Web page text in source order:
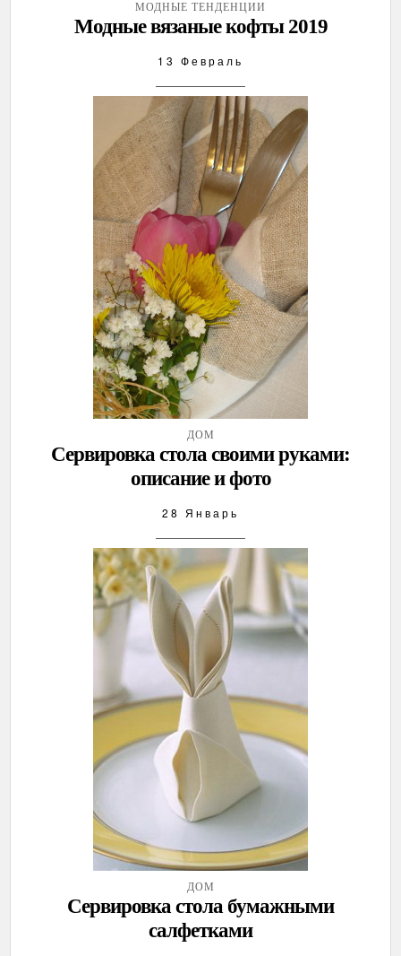
МОДНЫЕ ТЕНДЕНЦИИ
Модные вязаные кофты 2019
13 Февраль
ДОМ
Сервировка стола своими руками:
описание и фото
28 Январь
ДОМ
Сервировка стола бумажными
салфетками